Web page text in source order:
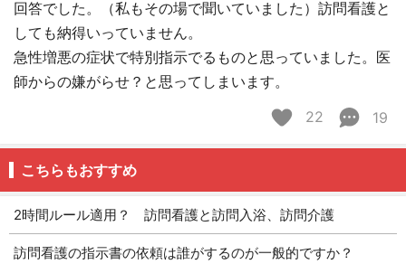
回答でした。（私もその場で聞いていました）訪問看護と
しても納得いっていません。
急性増悪の症状で特別指示でるものと思っていました。医
師からの嫌がらせ？と思ってしまいます。
22
19
こちらもおすすめ
2時間ルール適用？ 訪問看護と訪問入浴、訪問介護
訪問看護の指示書の依頼は誰がするのが一般的ですか？